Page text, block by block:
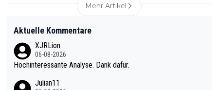
Mehr Artikel
Aktuelle Kommentare
XJRLion
06-08-2026
Hochinteressante Analyse. Dank dafür.
Julian11